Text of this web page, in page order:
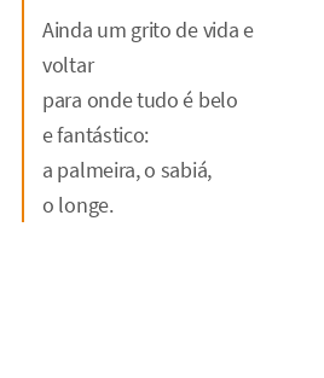
Ainda um grito de vida e
voltar
para onde tudo é belo
e fantástico:
a palmeira, o sabiá,
o longe.